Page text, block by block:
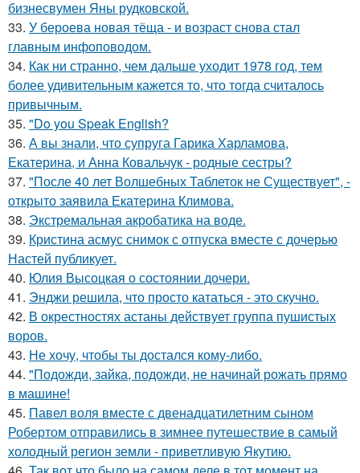
бизнесвумен Яны рудковской.
33. У бероева новая тёща - и возраст снова стал
главным инфоповодом.
34. Как ни странно, чем дальше уходит 1978 год, тем
более удивительным кажется то, что тогда считалось
привычным.
35. "Do you Speak English?
36. А вы знали, что супруга Гарика Харламова,
Екатерина, и Анна Ковальчук - родные сестры?
37. "После 40 лет Волшебных Таблеток не Существует", -
открыто заявила Екатерина Климова.
38. Экстремальная акробатика на воде.
39. Кристина асмус снимок с отпуска вместе с дочерью
Настей публикует.
40. Юлия Высоцкая о состоянии дочери.
41. Энджи решила, что просто кататься - это скучно.
42. В окрестностях астаны действует группа пушистых
воров.
43. Не хочу, чтобы ты достался кому-либо.
44. "Подожди, зайка, подожди, не начинай рожать прямо
в машине!
45. Павел воля вместе с двенадцатилетним сыном
Робертом отправились в зимнее путешествие в самый
холодный регион земли - приветливую Якутию.